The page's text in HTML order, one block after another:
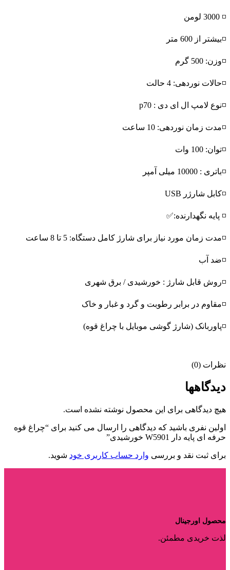
◽ 3000 لومن
◽بیشتر از 600 متر
◽وزن: 500 گرم
◽حالات نوردهی: 4 حالت
◽نوع لامپ ال ای دی : p70
◽مدت زمان نوردهی: 10 ساعت
◽توان: 100 وات
◽باتری : 10000 میلی آمپر
◽کابل شارژر USB
◽ پایه نگهدارنده:✅
◽مدت زمان مورد نیاز برای شارژ کامل دستگاه: 5 تا 8 ساعت
◽ضد آب
◽روش قابل شارژ : خورشیدی / برق شهری
◽مقاوم در برابر رطوبت و گرد و غبار و خاک
◽پاوربانک (شارژ گوشی موبایل با چراغ قوه)
نظرات (0)
دیدگاهها
هیچ دیدگاهی برای این محصول نوشته نشده است.
اولین نفری باشید که دیدگاهی را ارسال می کنید برای “چراغ قوه
حرفه ای پایه دار W5901 خورشیدی”
برای ثبت نقد و بررسی وارد حساب کاربری خود شوید.
محصول اورجینال
لذت خریدی مطمئن.